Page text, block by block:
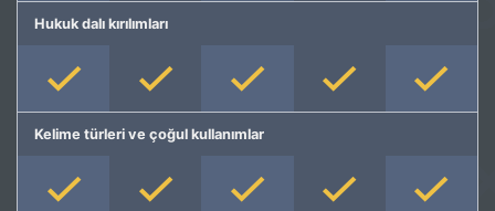
Hukuk dalı kırılımları
Kelime türleri ve çoğul kullanımlar